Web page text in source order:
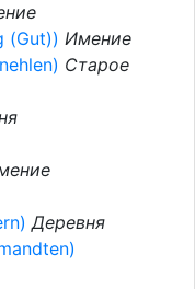
(Gut)) Имение
Старое
Деревня